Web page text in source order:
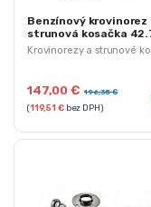
Krovinorezy a strunové
Benzínový krovinorez
strunová kosačka
| 50G491
147,00€ 196,35€
(119,51€bez DPH)